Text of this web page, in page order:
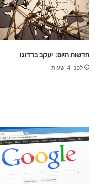
a
b
a
s
e
t
o
e
חדשות היום: יעקב ברדוגו
לפני 4 שעות